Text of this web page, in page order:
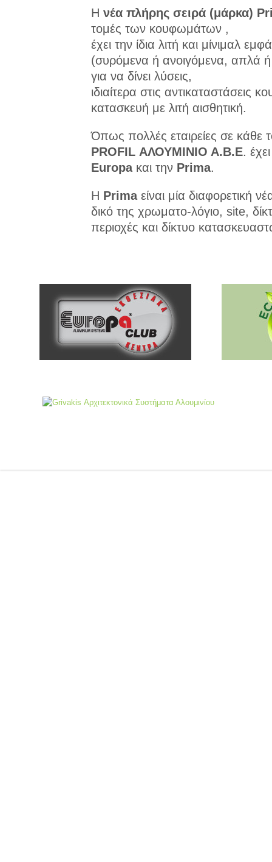
Η νέα πλήρης σειρά (μάρκα)
τομές των κουφωμάτων ,
έχει την ίδια λιτή και μίνιμαλ
(συρόμενα ή ανοιγόμενα, απλά ή
για να δίνει λύσεις,
ιδιαίτερα στις
κατασκευή με λιτή αισθητική.
Όπως πολλές εταιρείες σε κάθε
PROFIL ΑΛΟΥΜΙΝΙΟ Α.Β.Ε.
Europaκαι την Prima.
Η Primaείναι μία διαφορετική
δικό της χρωματο-λόγιο, site,
περιοχές και δίκτυο